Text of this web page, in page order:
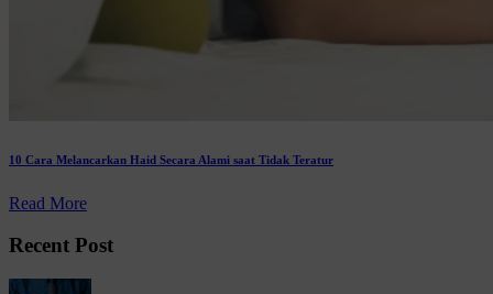
10 Cara Melancarkan Haid Secara Alami saat Tidak Teratur
Read More
Recent Post